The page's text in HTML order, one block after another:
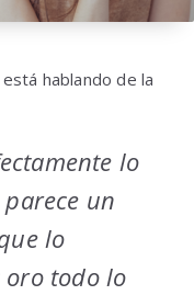
hablando de la
lo
un
lo
oro todo lo